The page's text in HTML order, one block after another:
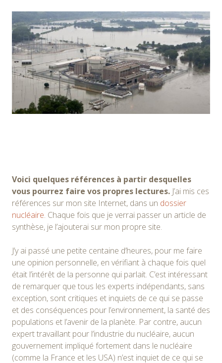
Voici quelques références à partir desquelles
vous pourrez faire vos propres lectures. J’ai mis ces
références sur mon site Internet, dans un dossier
nucléaire. Chaque fois que je verrai passer un article de
synthèse, je l’ajouterai sur mon propre site.
J’y ai passé une petite centaine d’heures, pour me faire
une opinion personnelle, en vérifiant à chaque fois quel
était l’intérêt de la personne qui parlait. C’est intéressant
de remarquer que tous les experts indépendants, sans
exception, sont critiques et inquiets de ce qui se passe
et des conséquences pour l’environnement, la santé des
populations et l’avenir de la planète. Par contre, aucun
expert travaillant pour l’industrie du nucléaire, aucun
gouvernement impliqué fortement dans le nucléaire
(comme la France et les USA) n’est inquiet de ce qui se